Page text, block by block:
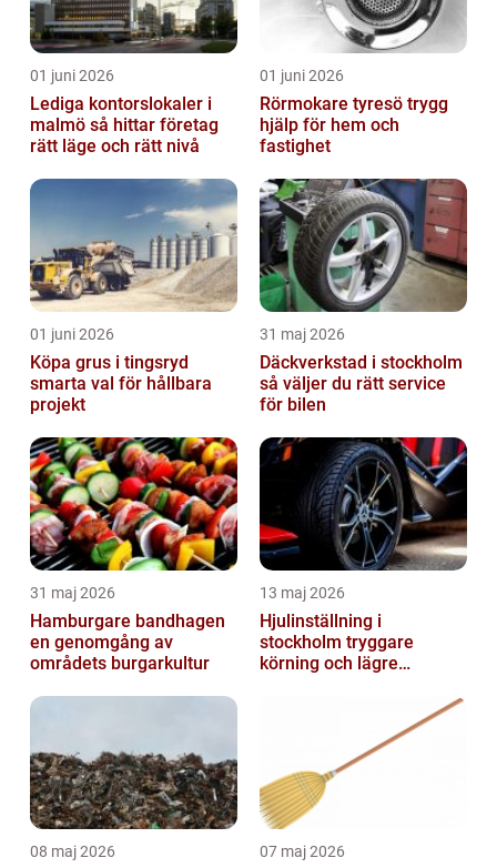
01 juni 2026
Lediga kontorslokaler i
malmö så hittar företag
rätt läge och rätt nivå
01 juni 2026
Rörmokare tyresö trygg
hjälp för hem och
fastighet
01 juni 2026
Köpa grus i tingsryd
smarta val för hållbara
projekt
31 maj 2026
Däckverkstad i stockholm
så väljer du rätt service
för bilen
31 maj 2026
Hamburgare bandhagen
en genomgång av
områdets burgarkultur
13 maj 2026
Hjulinställning i
stockholm tryggare
körning och lägre
08 maj 2026 07 maj 2026